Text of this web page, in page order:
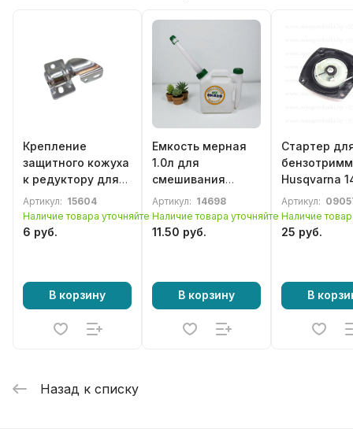
Крепление
защитного кожуха
к редуктору для
бензотриммера,
мотокосы 43-52cc
Артикул: 15604
Наличие товара уточняйте
6 руб.
В корзину
Емкость мерная
1.0л для
смешивания
масла с бензином
Артикул: 14698
Наличие товара уточняйте
11.50 руб.
В корзину
Стартер
Husqvarna
Elmos EPT
Einhell,
металл ус)
Артикул:
Наличие
25 руб.
В
Назад к списку